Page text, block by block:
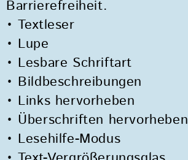
Barrierefreiheit.
• Textleser
• Lupe
• Lesbare Schriftart
• Bildbeschreibungen
• Links hervorheben
• Überschriften hervorheben
• Lesehilfe-Modus